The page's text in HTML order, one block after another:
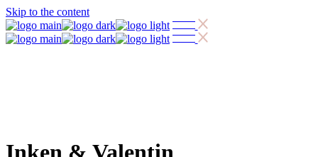
Skip to the content